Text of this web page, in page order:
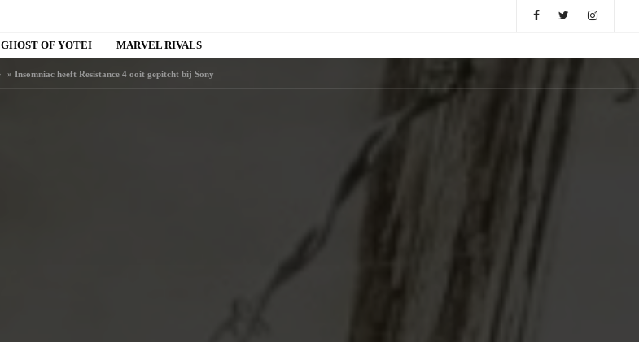
GHOST OF YOTEI MARVEL RIVALS
» Insomniac heeft Resistance 4 ooit gepitcht bij Sony